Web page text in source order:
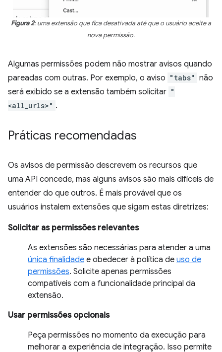
Figura 2: uma extensão que fica desativada até que o usuário aceite a
nova permissão.
Algumas permissões podem não mostrar avisos quando
pareadas com outras. Por exemplo, o aviso "tabs" não
será exibido se a extensão também solicitar "
<all_urls>" .
Práticas recomendadas
Os avisos de permissão descrevem os recursos que
uma API concede, mas alguns avisos são mais difíceis de
entender do que outros. É mais provável que os
usuários instalem extensões que sigam estas diretrizes:
Solicitar as permissões relevantes
As extensões são necessárias para atender a uma
única finalidade e obedecer à política de uso de
permissões. Solicite apenas permissões
compatíveis com a funcionalidade principal da
extensão.
Usar permissões opcionais
Peça permissões no momento da execução para
melhorar a experiência de integração. Isso permite